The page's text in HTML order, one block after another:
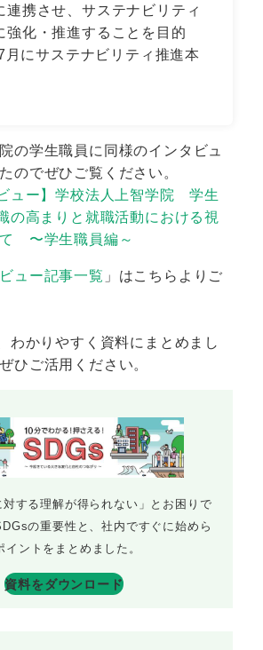
連携させ、サステナビリティ
強化・推進することを目的
月にサステナビリティ推進本
の学生職員に同様のインタビュ
のでぜひご覧ください。
ュー】学校法人上智学院 学生
の高まりと就職活動における視
〜学生職員編～
ュー記事一覧 」はこちらよりご
わかりやすく資料にまとめまし
ひご活用ください。
対する理解が得られない」とお困りで
の重要性と、社内ですぐに始めら
ントをまとめました。
資料をダウンロード